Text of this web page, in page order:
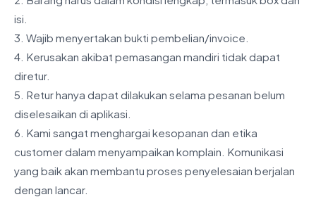
isi.
3. Wajib menyertakan bukti pembelian/invoice.
4. Kerusakan akibat pemasangan mandiri tidak dapat
diretur.
5. Retur hanya dapat dilakukan selama pesanan belum
diselesaikan di aplikasi.
6. Kami sangat menghargai kesopanan dan etika
customer dalam menyampaikan komplain. Komunikasi
yang baik akan membantu proses penyelesaian berjalan
dengan lancar.